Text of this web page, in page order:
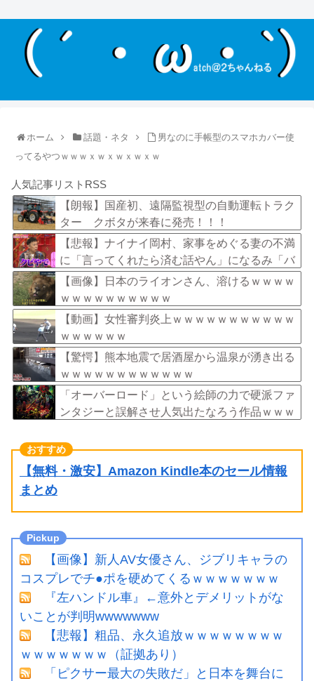
ホーム 話題・ネタ
男なのに手帳型のスマホカバー使
ってるやつｗｗｗｘｗｘｗｘｗｘｗ
人気記事リストRSS
【朗報】国産初、遠隔監視型の自動運転トラク
ター クボタが来春に発売！！！
【悲報】ナイナイ岡村、家事をめぐる妻の不満
に「言ってくれたら済む話やん」になるみ「バ
イトやったらクビやで」説教受け黙り込む
【画像】日本のライオンさん、溶けるｗｗｗｗ
ｗｗｗｗｗｗｗｗｗｗ
【動画】女性審判炎上ｗｗｗｗｗｗｗｗｗｗｗ
ｗｗｗｗｗｗ
【驚愕】熊本地震で居酒屋から温泉が湧き出る
ｗｗｗｗｗｗｗｗｗｗｗｗ
「オーバーロード」という絵師の力で硬派ファ
ンタジーと誤解させ人気出たなろう作品ｗｗｗ
【無料・激安】Amazon Kindle本のセール情報
まとめ
【画像】新人AV女優さん、ジブリキャラの
コスプレでチ●ポを硬めてくるｗｗｗｗｗｗｗ
『左ハンドル車』←意外とデメリットがな
いことが判明wwwwwww
【悲報】粗品、永久追放ｗｗｗｗｗｗｗｗ
ｗｗｗｗｗｗｗ（証拠あり）
「ピクサー最大の失敗だ」と日本を舞台に